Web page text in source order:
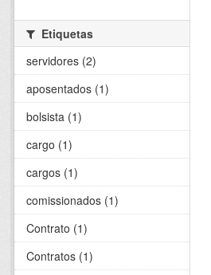
Etiquetas
servidores (2)
aposentados (1)
bolsista (1)
cargo (1)
cargos (1)
comissionados (1)
Contrato (1)
Contratos (1)